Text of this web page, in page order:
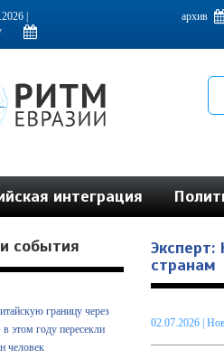
актуальным проблемам
| архив
интеграция
странам
02.07.2026|
события
границу через
этом году пересекли
человек